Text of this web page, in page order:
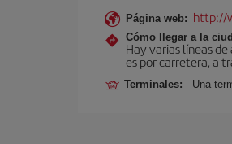
Página web: http://
Cómo llegar a la
Hay varias líneas
es por carretera, a
Terminales: Una